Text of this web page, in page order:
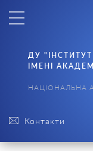
Контакти
ДУ "ІНСТИТУТ
ІМЕНІ
НАЦІОНАЛЬНА